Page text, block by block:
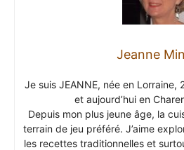
Jeanne
Je suis JEANNE, née en Lorraine,
et aujourd’hui en
Depuis mon plus jeune âge, la
terrain de jeu préféré. J’aime
les recettes traditionnelles et